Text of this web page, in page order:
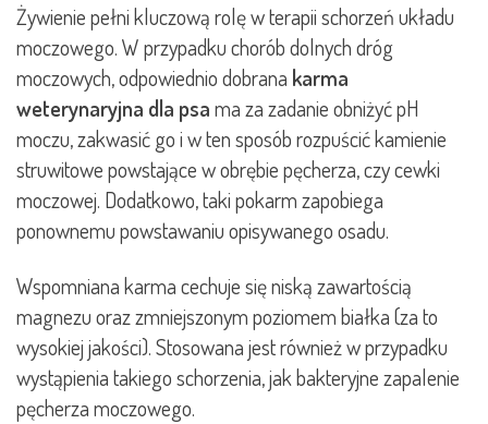
Żywienie pełni kluczową rolę w terapii schorzeń układu
moczowego. W przypadku chorób dolnych dróg
moczowych, odpowiednio dobrana karma
weterynaryjna dla psama za zadanie obniżyć pH
moczu, zakwasić go i w ten sposób rozpuścić kamienie
struwitowe powstające w obrębie pęcherza, czy cewki
moczowej. Dodatkowo, taki pokarm zapobiega
ponownemu powstawaniu opisywanego osadu.
Wspomniana karma cechuje się niską zawartością
magnezu oraz zmniejszonym poziomem białka (za to
wysokiej jakości). Stosowana jest również w przypadku
wystąpienia takiego schorzenia, jak bakteryjne zapalenie
pęcherza moczowego.